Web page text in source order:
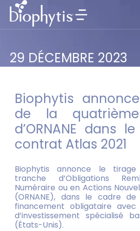
29 DÉCEMBRE 2023
Biophytis
de la
d’ORNANE dans
contrat Atlas 2021
Biophytis annonce le tirage
tranche d’Obligations
Numéraire ou en Actions
(ORNANE), dans le cadre
financement obligataire
d’investissement spécialisé
(États-Unis).